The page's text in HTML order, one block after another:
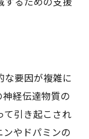
理的スキル
の利用
とその秘訣
ローチ
な要因が複雑に
経伝達物質の
て引き起こされ
やドパミンの